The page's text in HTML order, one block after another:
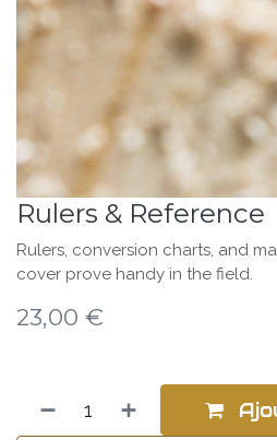
Rulers & Reference
Rulers, conversion charts, and
cover prove handy in the field.
23,00 €